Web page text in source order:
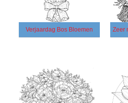
Verjaardag Bos Bloemen